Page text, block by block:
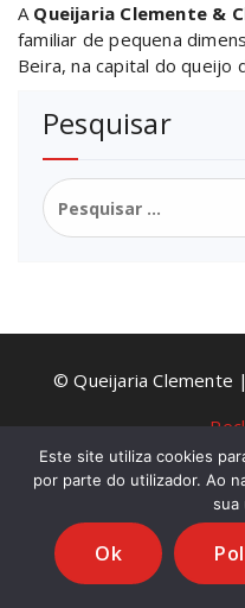
A Queijaria Clemente &
familiar de pequena
Beira, na capital do queijo
Pesquisar
Pesquisar
por:
© Queijaria Clemente
Este site utiliza cookies
por parte do utilizador. Ao
sua
Ok